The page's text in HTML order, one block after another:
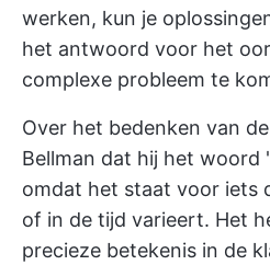
werken, kun je
het antwoord voor het
complexe probleem te
Over het bedenken van
Bellman dat hij het woord
omdat het staat voor iets
of in de tijd varieert. Het
precieze betekenis in de